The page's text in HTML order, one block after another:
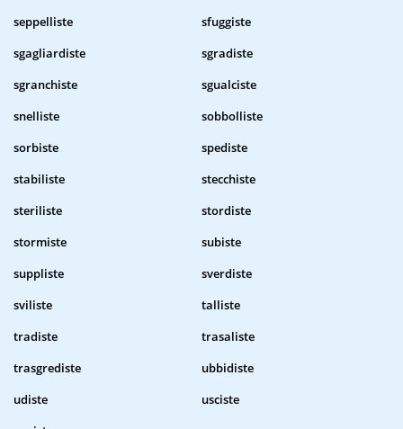
seppelliste
sfuggiste
sgagliardiste
sgradiste
sgranchiste
sgualciste
snelliste
sobbolliste
sorbiste
spediste
stabiliste
stecchiste
steriliste
stordiste
stormiste
subiste
suppliste
sverdiste
sviliste
talliste
tradiste
trasaliste
trasgrediste
ubbidiste
udiste
usciste